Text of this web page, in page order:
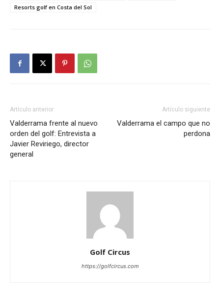
Resorts golf en Costa del Sol
Artículo anterior
Valderrama frente al nuevo
orden del golf: Entrevista a
Javier Reviriego, director
general
Artículo siguiente
Valderrama el campo que no
perdona
Golf Circus
https://golfcircus.com